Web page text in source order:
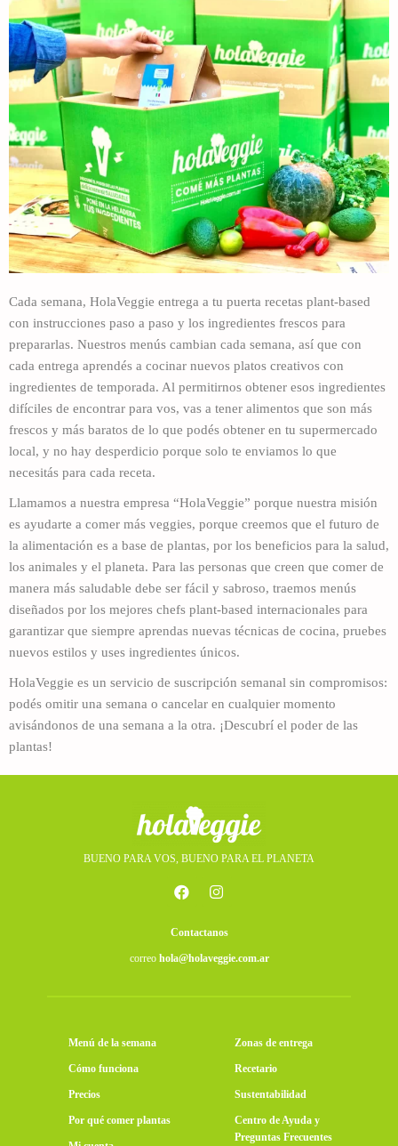
Cada semana, HolaVeggie entrega a tu puerta recetas plant-based
con instrucciones paso a paso y los ingredientes frescos para
prepararlas. Nuestros menús cambian cada semana, así que con
cada entrega aprendés a cocinar nuevos platos creativos con
ingredientes de temporada. Al permitirnos obtener esos ingredientes
difíciles de encontrar para vos, vas a tener alimentos que son más
frescos y más baratos de lo que podés obtener en tu supermercado
local, y no hay desperdicio porque solo te enviamos lo que
necesitás para cada receta.
Llamamos a nuestra empresa “HolaVeggie” porque nuestra misión
es ayudarte a comer más veggies, porque creemos que el futuro de
la alimentación es a base de plantas, por los beneficios para la salud,
los animales y el planeta. Para las personas que creen que comer de
manera más saludable debe ser fácil y sabroso, traemos menús
diseñados por los mejores chefs plant-based internacionales para
garantizar que siempre aprendas nuevas técnicas de cocina, pruebes
nuevos estilos y uses ingredientes únicos.
HolaVeggie es un servicio de suscripción semanal sin compromisos:
podés omitir una semana o cancelar en cualquier momento
avisándonos de una semana a la otra. ¡Descubrí el poder de las
plantas!
BUENO PARA VOS, BUENO PARA EL PLANETA
Contactanos
correo hola@holaveggie.com.ar
Menú de la semana
Cómo funciona
Precios
Por qué comer plantas
Zonas de entrega
Recetario
Sustentabilidad
Centro de Ayuda y
Preguntas Frecuentes